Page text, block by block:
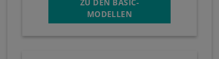
ZU DEN BASIC-
MODELLEN